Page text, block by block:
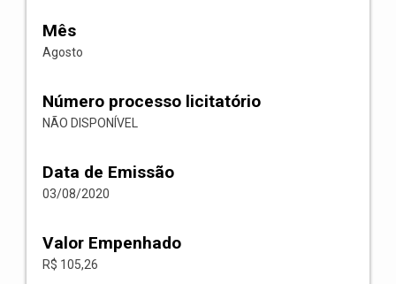
Mês
Agosto
Número processo licitatório
NÃO DISPONÍVEL
Data de Emissão
03/08/2020
Valor Empenhado
R$ 105,26